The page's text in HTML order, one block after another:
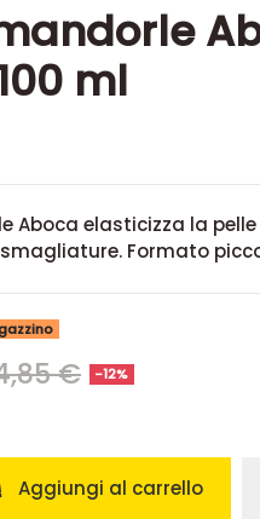
ml
Aboca elasticizza la
Formato
€ -12%
Aggiungi al carrello